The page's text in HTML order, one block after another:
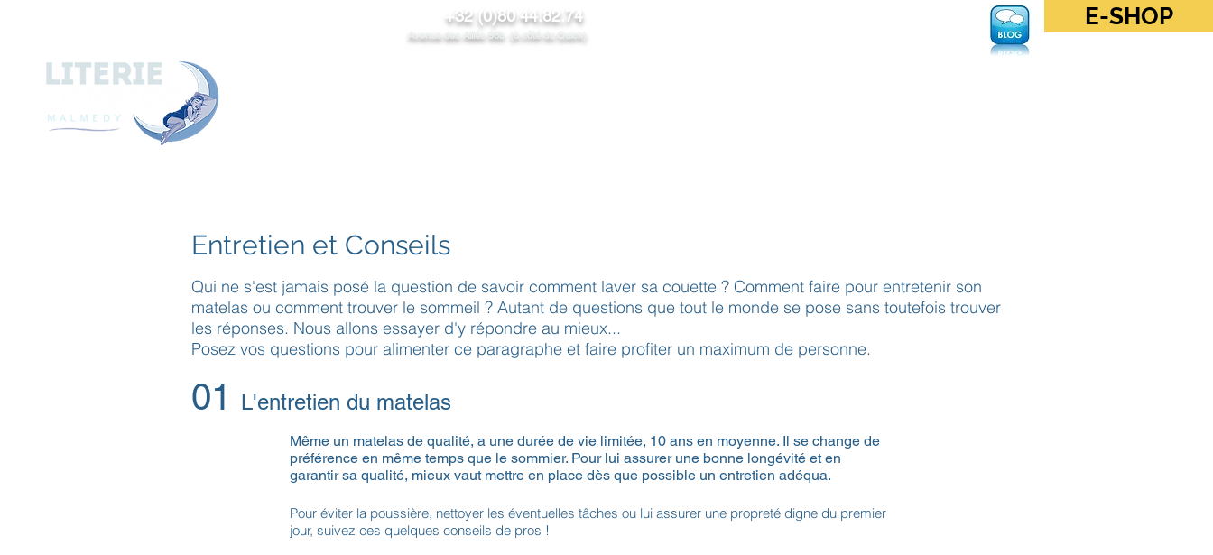
E-SHOP
+32 (0)80 44.82.74
Avenue des Alliés 98b (à côté du Quick)
Entretien et Conseils
Qui ne s'est jamais posé la question de savoir comment laver sa couette ? Comment faire pour entretenir son
matelas ou comment trouver le sommeil ? Autant de questions que tout le monde se pose sans toutefois trouver
les réponses. Nous allons essayer d'y répondre au mieux...
Posez vos questions pour alimenter ce paragraphe et faire profiter un maximum de personne.
01 L'entretien du matelas
Même un matelas de qualité, a une durée de vie limitée, 10 ans en moyenne. Il se change de
préférence en même temps que le sommier. Pour lui assurer une bonne longévité et en
garantir sa qualité, mieux vaut mettre en place dès que possible un entretien adéqua.
Pour éviter la poussière, nettoyer les éventuelles tâches ou lui assurer une propreté digne du premier
jour, suivez ces quelques conseils de pros !